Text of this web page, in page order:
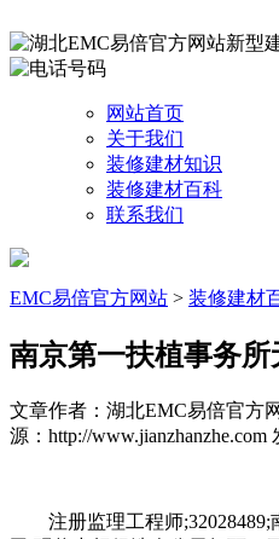
网站首页
关于我们
装修建材知识
装修建材百科
联系我们
EMC易倍官方网站 > 装修建材
南京第一扶植事务
文章作者：湖北EMC易倍官方
源：http://www.jianzhanzhe.com
注册监理工程师;32028489;